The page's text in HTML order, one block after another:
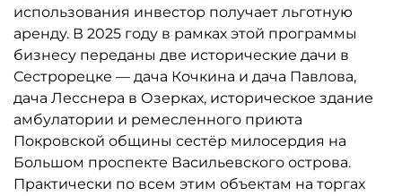
использования инвестор получает льготную
аренду. В 2025 году в рамках этой программы
бизнесу переданы две исторические дачи в
Сестрорецке — дача Кочкина и дача Павлова,
дача Лесснера в Озерках, историческое здание
амбулатории и ремесленного приюта
Покровской общины сестёр милосердия на
Большом проспекте Васильевского острова.
Практически по всем этим объектам на торгах